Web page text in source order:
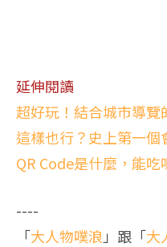
延伸閱讀
超好玩！結合城市導覽
這樣也行？史上第一個
QR Code是什麼，能吃
----
「大人物噗浪 」跟「大